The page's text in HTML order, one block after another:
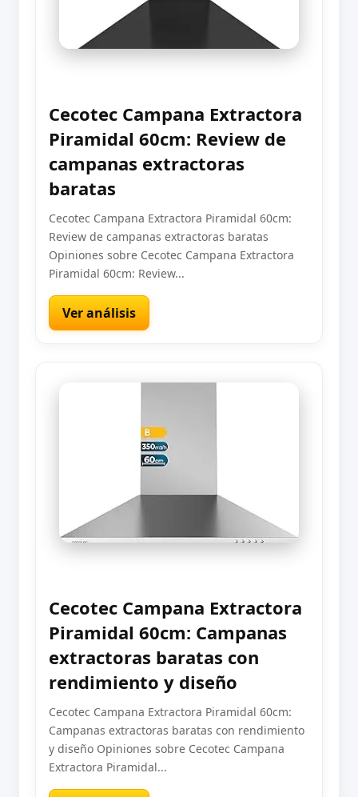
Cecotec Campana Extractora
Piramidal 60cm: Review de
campanas extractoras
baratas
Cecotec Campana Extractora Piramidal 60cm:
Review de campanas extractoras baratas
Opiniones sobre Cecotec Campana Extractora
Piramidal 60cm: Review...
Ver análisis
Cecotec Campana Extractora
Piramidal 60cm: Campanas
extractoras baratas con
rendimiento y diseño
Cecotec Campana Extractora Piramidal 60cm:
Campanas extractoras baratas con rendimiento
y diseño Opiniones sobre Cecotec Campana
Extractora Piramidal...